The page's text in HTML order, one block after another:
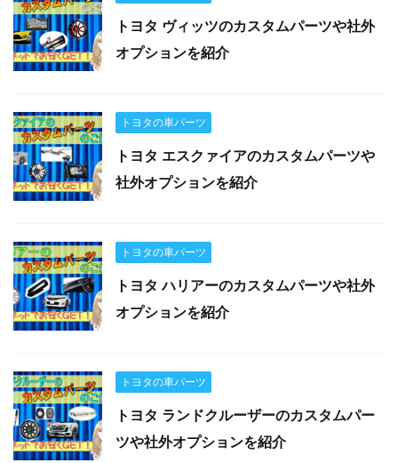
トヨタ ヴィッツのカスタムパーツや社外
オプションを紹介
トヨタの車パーツ
トヨタ エスクァイアのカスタムパーツや
社外オプションを紹介
トヨタの車パーツ
トヨタ ハリアーのカスタムパーツや社外
オプションを紹介
トヨタの車パーツ
トヨタ ランドクルーザーのカスタムパー
ツや社外オプションを紹介